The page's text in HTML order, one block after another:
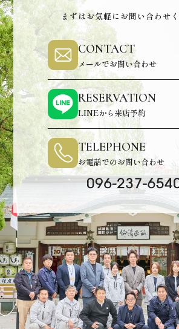
まずはお気軽にお問い合わせ
CONTACT
メールでお問い合わせ
RESERVATION
LINEから来店予約
TELEPHONE
お電話でのお問い合わせ